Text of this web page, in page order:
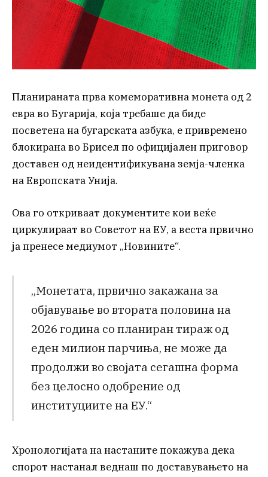
Планираната прва комеморативна монета од 2
евра во Бугарија, која требаше да биде
посветена на бугарската азбука, е привремено
блокирана во Брисел по официјален приговор
доставен од неидентификувана земја-членка
на Европската Унија.
Ова го откриваат документите кои веќе
циркулираат во Советот на ЕУ, а веста првично
ја пренесе медиумот „Новините“.
„Монетата, првично закажана за
објавување во втората половина на
2026 година со планиран тираж од
еден милион парчиња, не може да
продолжи во својата сегашна форма
без целосно одобрение од
институциите на ЕУ.“
Хронологијата на настаните покажува дека
спорот настанал веднаш по доставувањето на